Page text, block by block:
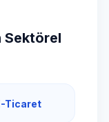
Sektörel
Ticaret